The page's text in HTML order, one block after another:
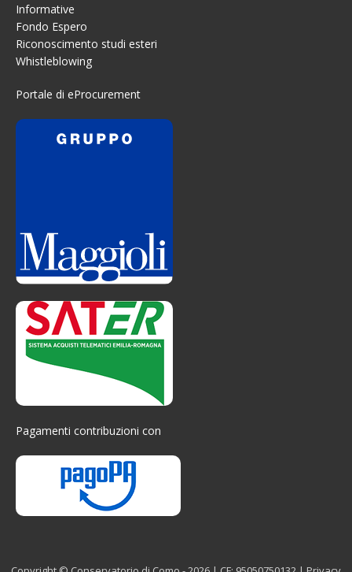
Informative
Fondo Espero
Riconoscimento studi esteri
Whistleblowing
Portale di eProcurement
Pagamenti contribuzioni con